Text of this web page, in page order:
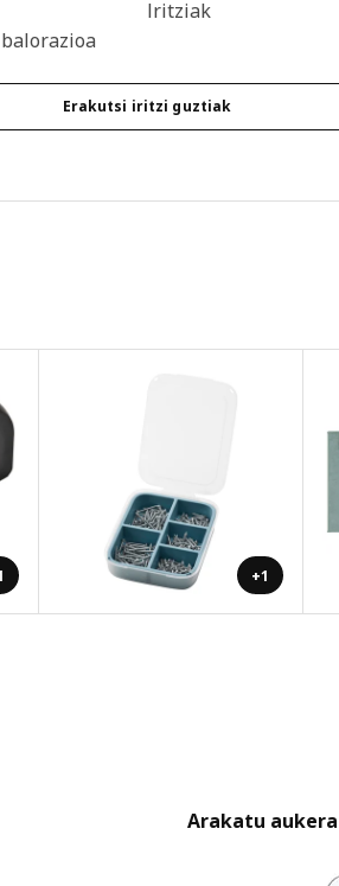
4.3 / 5 izar. Berrikuspen osoak: 330
Iritziak
Erakutsi iritzi guztiak
+1
Arakatu